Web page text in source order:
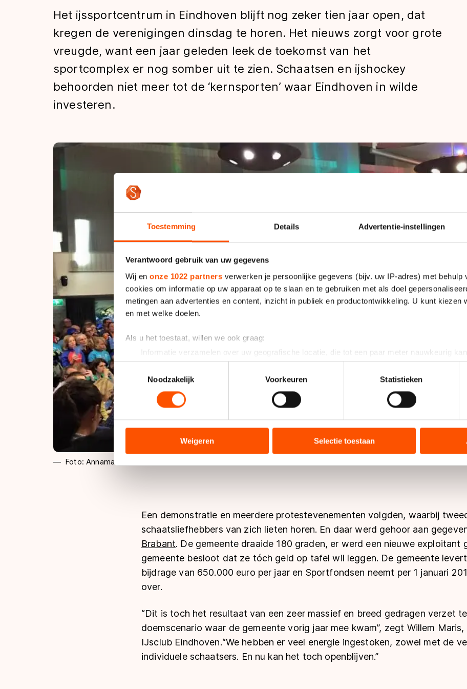
Toestemming Details Advertentie-instellingen
Verantwoord gebruik van uw gegevens
Wij en onze 1022 partners verwerken je persoonlijke gegevens (bijv. uw IP-adres) met behulp
cookies om informatie op uw apparaat op te slaan en te gebruiken met als doel
metingen aan advertenties en content, inzicht in publiek en productontwikkeling. U kunt kiezen
en met welke doelen.
Als u het toestaat, willen we ook graag:
Informatie verzamelen over uw geografische locatie, die tot een paar meter nauwkeurig kan
Uw apparaat identificeren door het actief te scannen op specifieke eigenschappen
Lees meer over hoe uw persoonlijke gegevens worden verwerkt en stel uw voorkeuren in het
toestemming op elk moment wijzigen of intrekken in de Cookieverklaring.
analyseren. We delen informatie over uw gebruik van onze site met onze partners voor social
analyse. Zij kunnen deze combineren met andere gegevens die u aan hen heeft verstrekt of die
hun services. Sommige partners kunnen gegevens doorgeven aan landen buiten de EU, zoals
adequaat beschermingsniveau geldt volgens de GDPR. Door op ‘Toestaan’ te klikken, stemt u
Toestemmingsselectie
Noodzakelijk
Voorkeuren Statistieken
Weigeren Selectie toestaan
Tijden & historie
De weg op
Schaatsfans
Het ijssportcentrum in Eindhoven blijft nog zeker tien jaar open, dat
kregen de verenigingen dinsdag te horen. Het nieuws zorgt voor grote
vreugde, want een jaar geleden leek de toekomst van het
sportcomplex er nog somber uit te zien. Schaatsen en ijshockey
behoorden niet meer tot de ‘kernsporten’ waar Eindhoven in wilde
investeren.
Foto: Annamarie Thomas
Een demonstratie en meerdere protestevenementen volgden, waarbij
schaatsliefhebbers van zich lieten horen. En daar werd gehoor aan
Brabant. De gemeente draaide 180 graden, er werd een nieuwe exploitant
gemeente besloot dat ze tóch geld op tafel wil leggen. De gemeente
bijdrage van 650.000 euro per jaar en Sportfondsen neemt per 1 januari
over.
“Dit is toch het resultaat van een zeer massief en breed gedragen verzet
doemscenario waar de gemeente vorig jaar mee kwam”, zegt Willem
IJsclub Eindhoven.“We hebben er veel energie ingestoken, zowel met de
individuele schaatsers. En nu kan het toch openblijven.”